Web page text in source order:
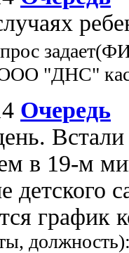
ООО "ДНС"
Очередь
Встали
в 19-м
детского
график